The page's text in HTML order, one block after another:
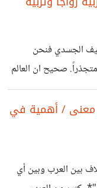
" ، يقدمها يوتيـوبر
، وانعكاسه
الجسدي فنحن
صحيح ان العالم
إلا أن الكثير
من دول العالم تجعل
سواءً في حق
والاقارب. منذ
الطيب بتصريحين
دينياً هو مجرد
/ أهمية في
بين العرب وبين أي